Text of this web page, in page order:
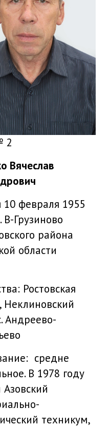
2
Вячеслав
10 февраля 1955
В-Грузиново
района
области
Ростовская
Неклиновский
Андреево-
средне
В 1978 году
техникум,